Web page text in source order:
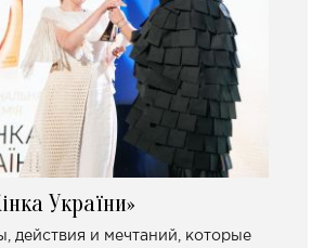
України»
действия и мечтаний, которые